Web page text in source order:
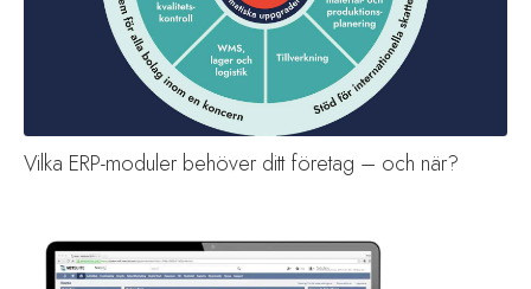
Vilka ERP-moduler behöver ditt företag – och när?